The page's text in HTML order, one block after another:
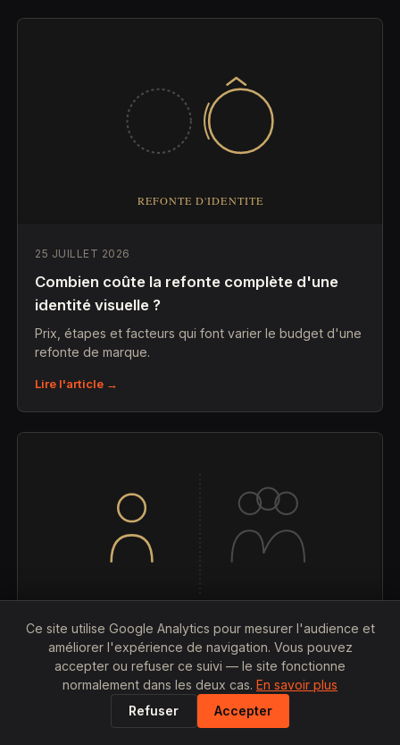
25 JUILLET 2026
Combien coûte la refonte complète d'une
identité visuelle ?
Prix, étapes et facteurs qui font varier le budget d'une
refonte de marque.
Lire l'article →
25 JUILLET 2026
Graphiste freelance vs agence de
communication à Lyon : qui est le moins cher
Ce site utilise Google Analytics pour mesurer l'audience et
améliorer l'expérience de navigation. Vous pouvez
accepter ou refuser ce suivi — le site fonctionne
normalement dans les deux cas. En savoir plus
Refuser
Accepter